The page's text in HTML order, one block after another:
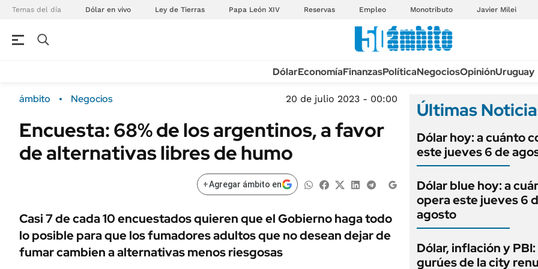
Temas del día Dólar en vivo Ley de Tierras Papa León XIV Reservas Empleo Monotributo Javier Milei
Campo
FINANZAS
ÁMBITO DEBATE
MEDIAKIT AMBITO DEBATE
Sustentabilidad
Seguros
POLÍTICA
Municipios
URUGUAY
TECNOLOGÍA
MÉXICO
MUNDO
LIFESTYLE
AUTOS
EDICTOS
LICITACIONES
CUADROS
RECALL
ANUARIO 2025
EDICIÓN IMPRESA
DólarEconomíaFinanzasPolíticaNegociosOpiniónUruguay
ámbito Negocios 20 de julio 2023 - 00:00
Encuesta: 68% de los argentinos, a favor
de alternativas libres de humo
+Agregar ámbito en
Casi 7 de cada 10 encuestados quieren que el Gobierno haga todo
lo posible para que los fumadores adultos que no desean dejar de
fumar cambien a alternativas menos riesgosas
Últimas
Dólar hoy: a cuánto
este jueves 6 de
Dólar blue hoy: a
opera este jueves 6
agosto
Dólar, inflación y
gurúes de la city